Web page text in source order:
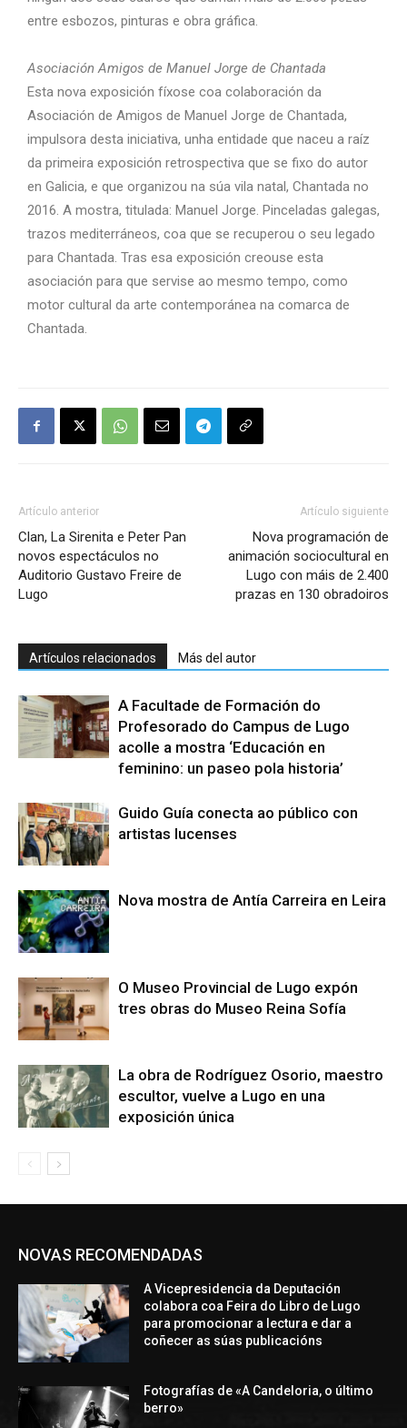
entre esbozos, pinturas e obra gráfica.
Asociación Amigos de Manuel Jorge de Chantada
Esta nova exposición fíxose coa colaboración da
Asociación de Amigos de Manuel Jorge de Chantada,
impulsora desta iniciativa, unha entidade que naceu a raíz
da primeira exposición retrospectiva que se fixo do autor
en Galicia, e que organizou na súa vila natal, Chantada no
2016. A mostra, titulada: Manuel Jorge. Pinceladas galegas,
trazos mediterráneos, coa que se recuperou o seu legado
para Chantada. Tras esa exposición creouse esta
asociación para que servise ao mesmo tempo, como
motor cultural da arte contemporánea na comarca de
Chantada.
Artículo anterior
Clan, La Sirenita e Peter Pan
novos espectáculos no
Auditorio Gustavo Freire de
Lugo
Artículo siguiente
Nova programación de
animación sociocultural en
Lugo con máis de 2.400
prazas en 130 obradoiros
Artículos relacionados Más del autor
A Facultade de Formación do
Profesorado do Campus de Lugo
acolle a mostra ‘Educación en
feminino: un paseo pola historia’
Guido Guía conecta ao público con
artistas lucenses
Nova mostra de Antía Carreira en Leira
O Museo Provincial de Lugo expón
tres obras do Museo Reina Sofía
La obra de Rodríguez Osorio, maestro
escultor, vuelve a Lugo en una
exposición única
NOVAS RECOMENDADAS
A Vicepresidencia da Deputación
colabora coa Feira do Libro de Lugo
para promocionar a lectura e dar a
coñecer as súas publicacións
Fotografías de «A Candeloria, o último
berro»